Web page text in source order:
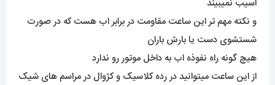
اسیب نمیبیند
و نکته مهم تر این ساعت مقاومت در برابر اب هست که در صورت
شستشوی دست یا بارش باران
هیچ گونه راه نفوذه اب به داخل موتور رو ندارد
از این ساعت میتوانید در رده کلاسیک و کژوال در مراسم های شیک